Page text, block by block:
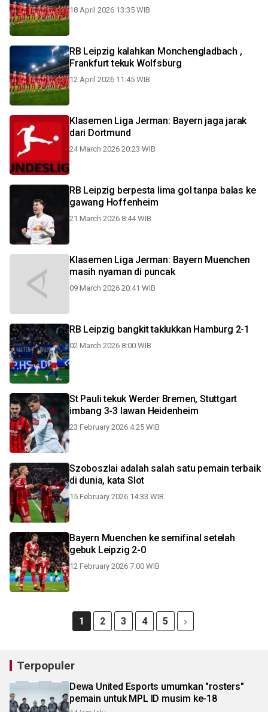
18 April 2026 13:35 WIB
RB Leipzig kalahkan Monchengladbach ,
Frankfurt tekuk Wolfsburg
12 April 2026 11:45 WIB
Klasemen Liga Jerman: Bayern jaga jarak
dari Dortmund
24 March 2026 20:23 WIB
RB Leipzig berpesta lima gol tanpa balas ke
gawang Hoffenheim
21 March 2026 8:44 WIB
Klasemen Liga Jerman: Bayern Muenchen
masih nyaman di puncak
09 March 2026 20:41 WIB
RB Leipzig bangkit taklukkan Hamburg 2-1
02 March 2026 8:00 WIB
St Pauli tekuk Werder Bremen, Stuttgart
imbang 3-3 lawan Heidenheim
23 February 2026 4:25 WIB
Szoboszlai adalah salah satu pemain terbaik
di dunia, kata Slot
15 February 2026 14:33 WIB
Bayern Muenchen ke semifinal setelah
gebuk Leipzig 2-0
12 February 2026 7:00 WIB
1 2 3 4 5
Terpopuler
Dewa United Esports umumkan "rosters"
pemain untuk MPL ID musim ke-18